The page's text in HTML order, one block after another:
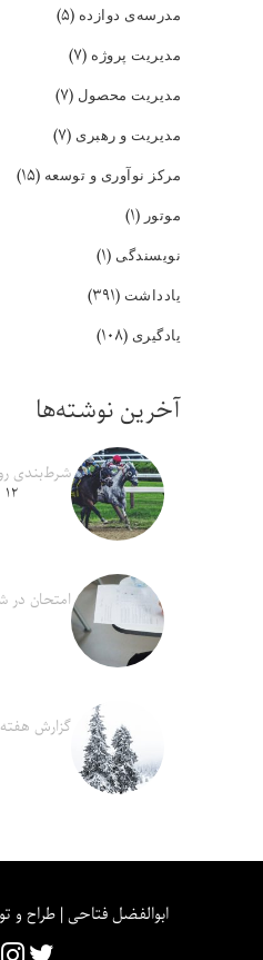
مدرسه‌ی دوازده (۵)
مدیریت پروژه (۷)
مدیریت محصول (۷)
مدیریت و رهبری (۷)
مرکز نوآوری و توسعه (۱۵)
موتور (۱)
نویسندگی (۱)
یادداشت (۳۹۱)
یادگیری (۱۰۸)
آخرین نوشته‌ها
شرط‌بندی
۱۲ بهمن ۱۴۰۴
امتحان در
گزارش
ابوالفضل فتاحی | طراح و